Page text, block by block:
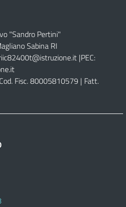
"Sandro Pertini"
Sabina RI
|PEC:
Fisc. 80005810579 | Fatt.